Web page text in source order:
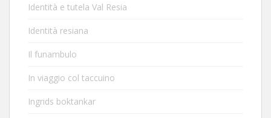
Identità e tutela Val Resia
Identità resiana
Il funambulo
In viaggio col taccuino
Ingrids boktankar